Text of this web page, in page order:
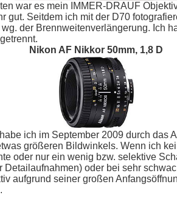
war es mein IMMER-DRAUF
gut. Seitdem ich mit der D70
der Brennweitenverlängerung. Ich
Nikon AF Nikkor 50mm, 1,8 D
ich im September 2009 durch das
größeren Bildwinkels. Wenn ich
oder nur ein wenig bzw. selektive
Detailaufnahmen) oder bei sehr
aufgrund seiner großen